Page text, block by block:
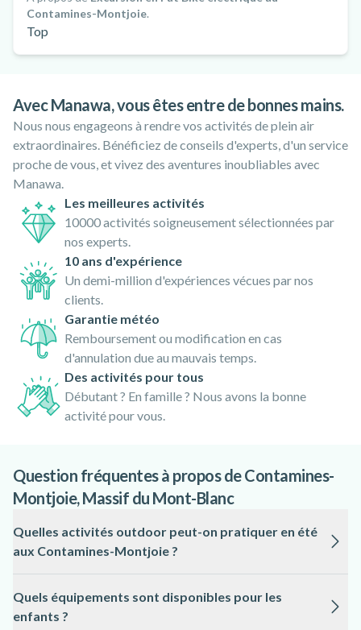
Contamines-Montjoie.
Top
Avec Manawa, vous êtes entre de bonnes mains.
Nous nous engageons à rendre vos activités de plein air
extraordinaires. Bénéficiez de conseils d'experts, d'un service
proche de vous, et vivez des aventures inoubliables avec
Manawa.
Les meilleures activités
10000 activités soigneusement sélectionnées par
nos experts.
10 ans d'expérience
Un demi-million d'expériences vécues par nos
clients.
Garantie météo
Remboursement ou modification en cas
d'annulation due au mauvais temps.
Des activités pour tous
Débutant ? En famille ? Nous avons la bonne
activité pour vous.
Question fréquentes à propos de Contamines-
Montjoie, Massif du Mont-Blanc
Quelles activités outdoor peut-on pratiquer en été
aux Contamines-Montjoie ?
enfant) et les excursions en Fat Bike électrique permettent
de découvrir les sentiers du massif en toute liberté, avec des
Quels équipements sont disponibles pour les
enfants ?